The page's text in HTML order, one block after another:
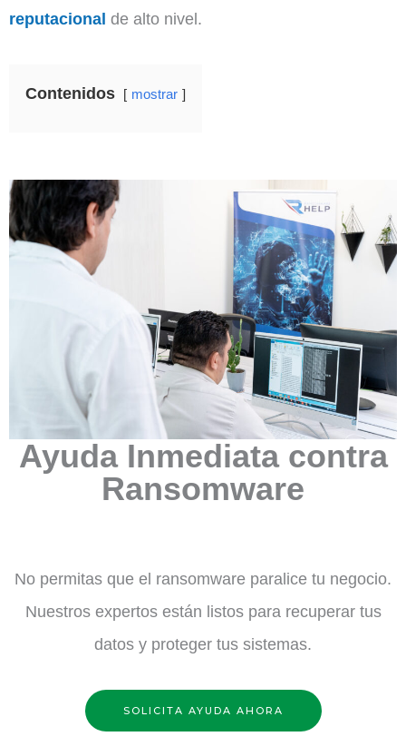
reputacional de alto nivel.
Contenidos mostrar
Ayuda Inmediata contra
Ransomware
No permitas que el ransomware paralice tu negocio.
Nuestros expertos están listos para recuperar tus
datos y proteger tus sistemas.
SOLICITA AYUDA AHORA